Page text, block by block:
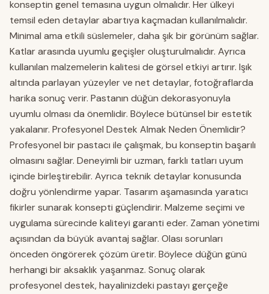
konseptin genel temasına uygun olmalıdır. Her ülkeyi
temsil eden detaylar abartıya kaçmadan kullanılmalıdır.
Minimal ama etkili süslemeler, daha şık bir görünüm sağlar.
Katlar arasında uyumlu geçişler oluşturulmalıdır. Ayrıca
kullanılan malzemelerin kalitesi de görsel etkiyi artırır. Işık
altında parlayan yüzeyler ve net detaylar, fotoğraflarda
harika sonuç verir. Pastanın düğün dekorasyonuyla
uyumlu olması da önemlidir. Böylece bütünsel bir estetik
yakalanır. Profesyonel Destek Almak Neden Önemlidir?
Profesyonel bir pastacı ile çalışmak, bu konseptin başarılı
olmasını sağlar. Deneyimli bir uzman, farklı tatları uyum
içinde birleştirebilir. Ayrıca teknik detaylar konusunda
doğru yönlendirme yapar. Tasarım aşamasında yaratıcı
fikirler sunarak konsepti güçlendirir. Malzeme seçimi ve
uygulama sürecinde kaliteyi garanti eder. Zaman yönetimi
açısından da büyük avantaj sağlar. Olası sorunları
önceden öngörerek çözüm üretir. Böylece düğün günü
herhangi bir aksaklık yaşanmaz. Sonuç olarak
profesyonel destek, hayalinizdeki pastayı gerçeğe